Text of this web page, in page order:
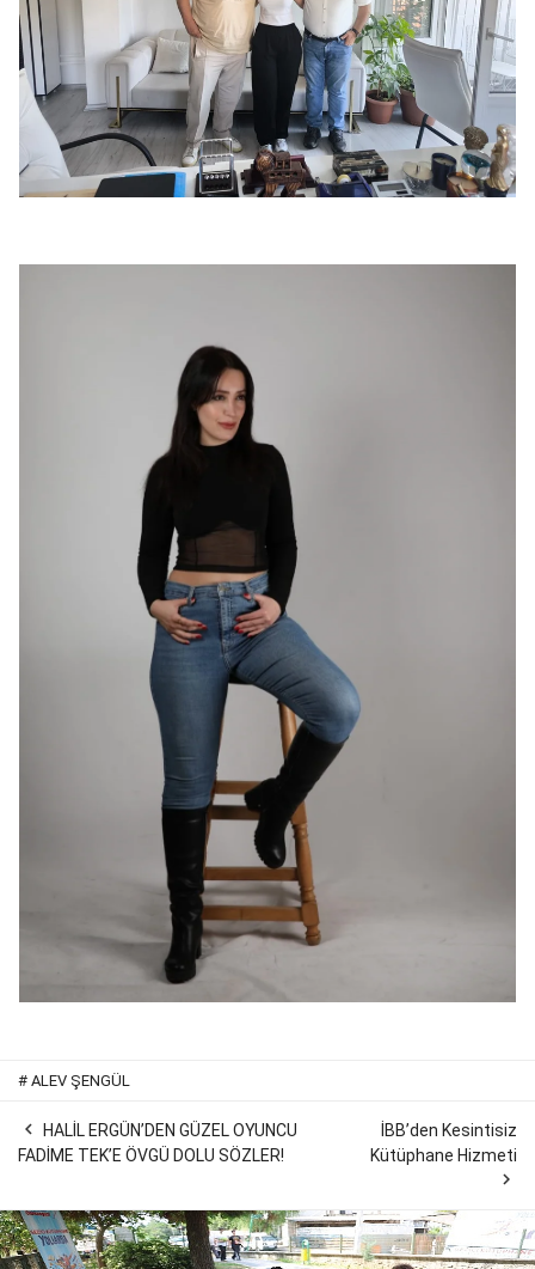
# ALEV ŞENGÜL

HALİL ERGÜN’DEN GÜZEL OYUNCU
FADİME TEK’E ÖVGÜ DOLU SÖZLER!
İBB’den Kesintisiz
Kütüphane Hizmeti
